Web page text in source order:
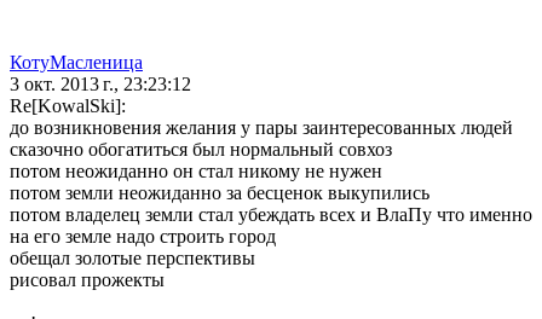
КотуМасленица
3 окт. 2013 г., 23:23:12
Re[KowalSki]:
до возникновения желания у пары заинтересованных людей
сказочно обогатиться был нормальный совхоз
потом неожиданно он стал никому не нужен
потом земли неожиданно за бесценок выкупились
потом владелец земли стал убеждать всех и ВлаПу что именно
на его земле надо строить город
обещал золотые перспективы
рисовал прожекты